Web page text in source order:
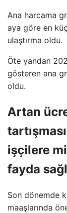
Ana harcama
aya göre en
ulaştırma oldu.
Öte yandan
gösteren ana
oldu.
Artan
işçilere
fayda
Son dönemde
maaşlarında